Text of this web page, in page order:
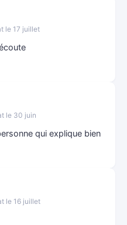
le 17 juillet
le 30 juin
qui explique bien
le 16 juillet